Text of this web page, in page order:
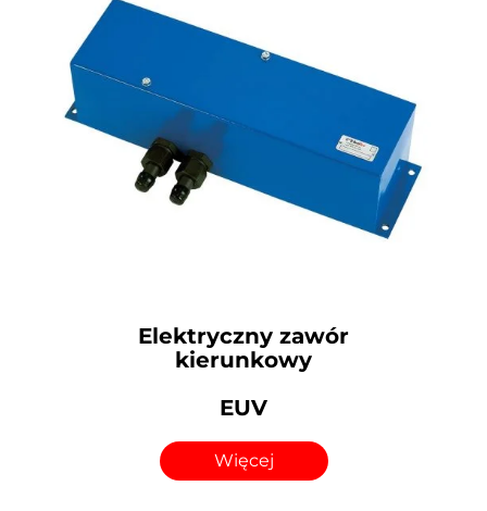
Elektryczny zawór
kierunkowy
EUV
Więcej